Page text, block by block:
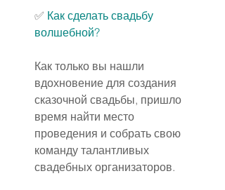
✅ Как сделать свадьбу
волшебной?
Как только вы нашли
вдохновение для создания
сказочной свадьбы, пришло
время найти место
проведения и собрать свою
команду талантливых
свадебных организаторов.